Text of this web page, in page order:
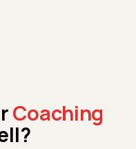
Coaching